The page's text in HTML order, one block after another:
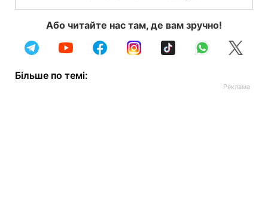
Або читайте нас там, де вам зручно!
Більше по темі: